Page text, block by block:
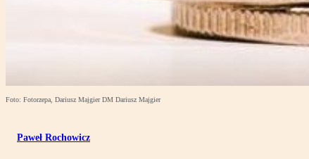
Foto: Fotorzepa, Dariusz Majgier DM Dariusz Majgier
Paweł Rochowicz